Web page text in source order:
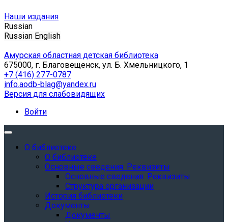
Наши издания
Russian
Russian English
Амурская областная детская библиотека
675000, г. Благовещенск, ул. Б. Хмельницкого, 1
+7 (416) 277-0787
info.aodb-blag@yandex.ru
Версия для слабовидящих
Войти
О библиотеке
О библиотеке
Основные сведения. Реквизиты
Основные сведения. Реквизиты
Структура организации
История библиотеки
Документы
Документы